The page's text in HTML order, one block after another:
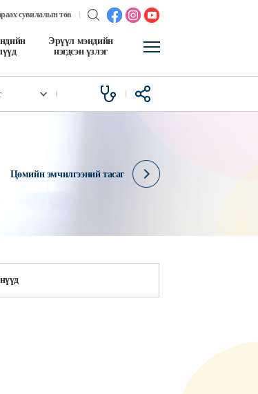
сувилалын төв
Эрүүл мэндийн
нэгдсэн үзлэг
Цөмийн эмчилгээний тасаг